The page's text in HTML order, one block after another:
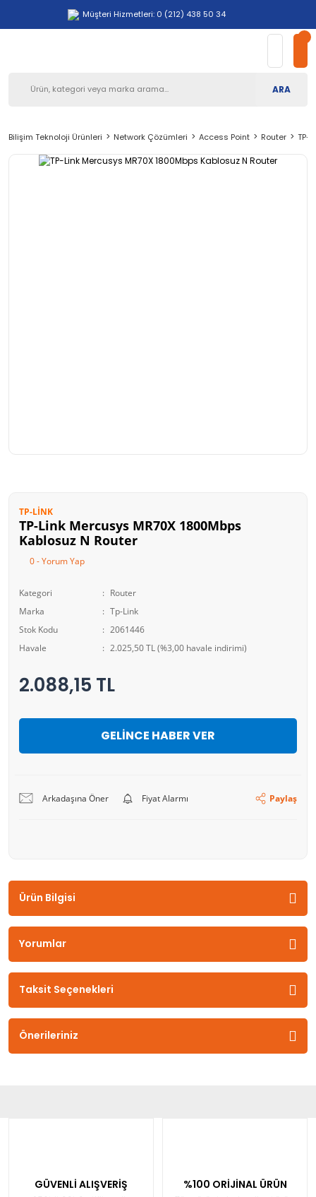
Müşteri Hizmetleri: 0 (212) 438 50 34
ARA
Bilişim Teknoloji Ürünleri Network Çözümleri Access Point Router TP-
TP-LINK
TP-Link Mercusys MR70X 1800Mbps
Kablosuz N Router
0 - Yorum Yap
Kategori
Router
Marka
Tp-Link
Stok Kodu
2061446
Havale
2.025,50 TL (%3,00 havale indirimi)
2.088,15 TL
GELİNCE HABER VER
Arkadaşına Öner Fiyat Alarmı Paylaş
Ürün Bilgisi
Yorumlar
Taksit Seçenekleri
Önerileriniz
GÜVENLİ ALIŞVERİŞ %100 ORİJİNAL ÜRÜN